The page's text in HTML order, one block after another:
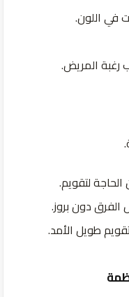
في اللون.
رغبة المريض.
لتقويم.
دون بروز.
طويل الأمد.